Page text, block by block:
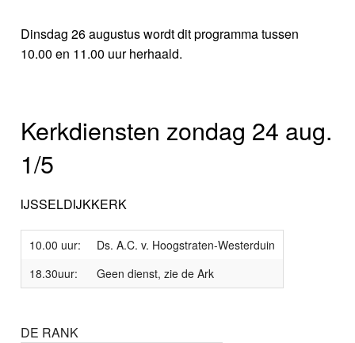
Dinsdag 26 augustus wordt dit programma tussen
10.00 en 11.00 uur herhaald.
Kerkdiensten zondag 24 aug.
1/5
IJSSELDIJKKERK
10.00 uur:
Ds. A.C. v. Hoogstraten-Westerduin
18.30uur:
Geen dienst, zie de Ark
DE RANK